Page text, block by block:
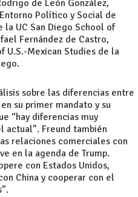
de León González,
Político y Social de
la UC San Diego School of
Fernández de Castro,
Mexican Studies de la
sobre las diferencias entre
su primer mandato y su
“hay diferencias muy
actual”. Freund también
relaciones comerciales con
en la agenda de Trump.
con Estados Unidos,
China y cooperar con el